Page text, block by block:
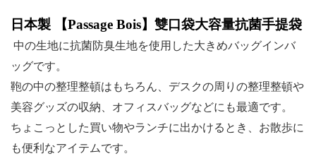
日本製 【Passage Bois】雙口袋大容量抗菌手提袋
中の生地に抗菌防臭生地を使用した大きめバッグインバ
ッグです。
鞄の中の整理整頓はもちろん、デスクの周りの整理整頓や
美容グッズの収納、オフィスバッグなどにも最適です。
ちょこっとした買い物やランチに出かけるとき、お散歩に
も便利なアイテムです。